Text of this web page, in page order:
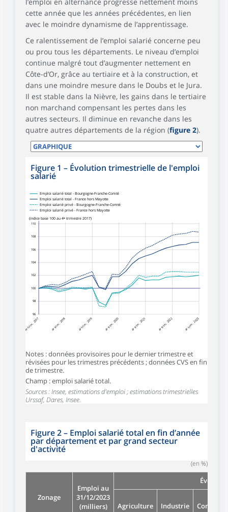
cette année que les années précédentes, en lien
avec le moindre dynamisme de l’apprentissage.
Ce ralentissement de l’emploi salarié concerne peu
ou prou tous les départements. Le niveau d’emploi
continue malgré tout d’augmenter nettement en
Côte-d’Or, grâce au tertiaire et à la construction, et
dans une moindre mesure dans le Doubs et le Jura.
Il est stable dans la Nièvre, les gains dans le tertiaire
non marchand compensant les pertes dans les
autres secteurs. Il diminue en revanche dans les
quatre autres départements de la région (figure 2).
Figure 1 – Évolution trimestrielle de l'emploi
salarié
100
102
104
106
108
110
98
96
(indice base 100 au 4ᵉ trimestre 2017)
4ᵉ trim. 2017 4ᵉ trim. 2018 4ᵉ trim. 2019 4ᵉ trim. 2020 4ᵉ trim. 2021 4ᵉ trim. 2022 4ᵉ trim. 2023
Emploi salarié total - Bourgogne-Franche-Comté
Emploi salarié total - France hors Mayotte
Emploi salarié privé - Bourgogne-Franche-Comté
Emploi salarié privé - France hors Mayotte
Notes : données provisoires pour le dernier trimestre et
révisées pour les trimestres précédents ; données CVS en fin
de trimestre.
Champ : emploi salarié total.
Sources : Insee, estimations d'emploi ; estimations trimestrielles
Urssaf, Dares, Insee.
Figure 2– Emploi salarié total en fin d’année
par département et par grand secteur
d'activité
(en %)
Zonage
Emploi au
31/12/2023
(milliers)
Agriculture Industrie